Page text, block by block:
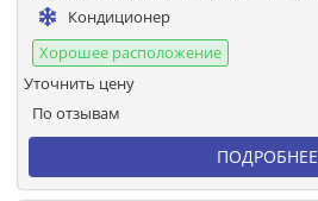
Кондиционер
Хорошее расположение
По отзывам
Уточнить цену
ПОДРОБНЕЕ